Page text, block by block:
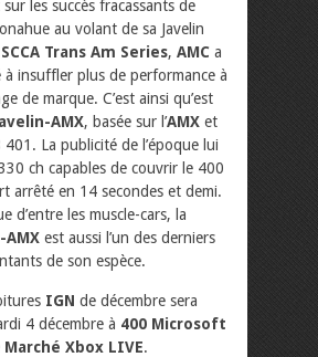
les succès fracassants de
au volant de sa Javelin
SCCA Trans Am Series, AMC a
à insuffler plus de performance à
de marque. C’est ainsi qu’est
AMX, basée sur l’AMX et
401. La publicité de l’époque lui
ch capables de couvrir le 400
arrêté en 14 secondes et demi.
d’entre les muscle-cars, la
AMX est aussi l’un des derniers
de son espèce.
IGN de décembre sera
4 décembre à 400 Microsoft
Marché Xbox LIVE.